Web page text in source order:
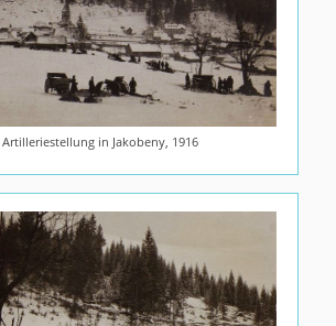
Artilleriestellung in Jakobeny, 1916